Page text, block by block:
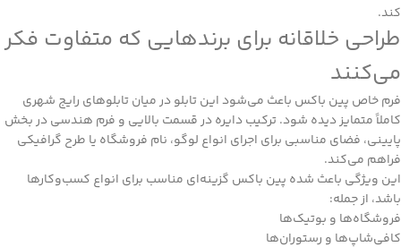
کند.
طراحی خلاقانه برای برندهایی که متفاوت فکر
می‌کنند
فرم خاص پین باکس باعث می‌شود این تابلو در میان تابلوهای رایج شهری
کاملاً متمایز دیده شود. ترکیب دایره در قسمت بالایی و فرم هندسی در بخش
پایینی، فضای مناسبی برای اجرای انواع لوگو، نام فروشگاه یا طرح گرافیکی
فراهم می‌کند.
این ویژگی باعث شده پین باکس گزینه‌ای مناسب برای انواع کسب‌وکارها
باشد، از جمله:
فروشگاه‌ها و بوتیک‌ها
کافی‌شاپ‌ها و رستوران‌ها